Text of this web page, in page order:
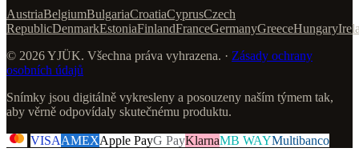
AustriaBelgiumBulgariaCroatiaCyprusCzech
RepublicDenmarkEstoniaFinlandFranceGermanyGreeceHungary
© 2026 YJÜK. Všechna práva vyhrazena. · Zásady ochrany
osobních údajů
Snímky jsou digitálně vykresleny a posouzeny naším týmem tak,
aby věrně odpovídaly skutečnému produktu.
VISAAMEXApple PayG PayKlarnaMB WAYMultibanco